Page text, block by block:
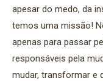
apesar do medo, da
temos uma missão!
apenas para passar
responsáveis pela
mudar, transformar e